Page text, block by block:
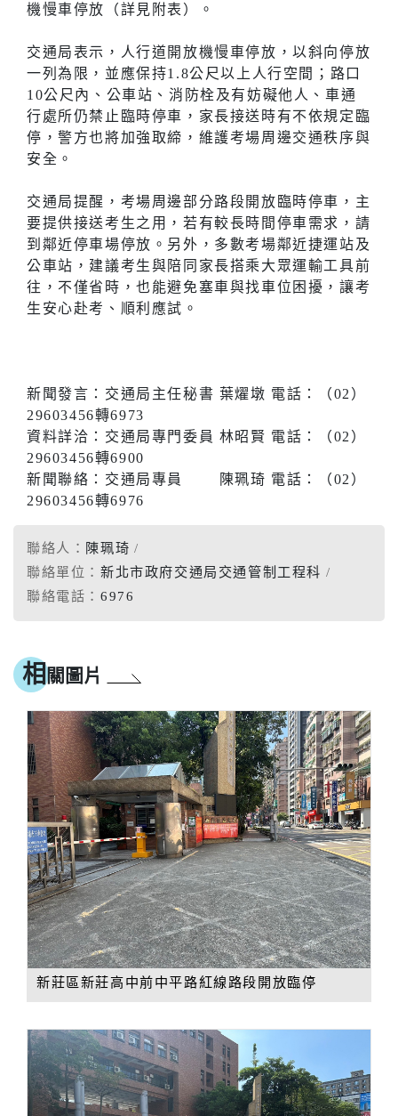
機慢車停放（詳見附表）。
交通局表示，人行道開放機慢車停放，以斜向停放
一列為限，並應保持1.8公尺以上人行空間；路口
10公尺內、公車站、消防栓及有妨礙他人、車通
行處所仍禁止臨時停車，家長接送時有不依規定臨
停，警方也將加強取締，維護考場周邊交通秩序與
安全。
交通局提醒，考場周邊部分路段開放臨時停車，主
要提供接送考生之用，若有較長時間停車需求，請
到鄰近停車場停放。另外，多數考場鄰近捷運站及
公車站，建議考生與陪同家長搭乘大眾運輸工具前
往，不僅省時，也能避免塞車與找車位困擾，讓考
生安心赴考、順利應試。
新聞發言：交通局主任秘書 葉燿墩 電話：（02）
29603456轉6973
資料詳洽：交通局專門委員 林昭賢 電話：（02）
29603456轉6900
新聞聯絡：交通局專員 陳珮琦 電話：（02）
29603456轉6976
聯絡人： 陳珮琦
聯絡單位： 新北市政府交通局交通管制工程科
聯絡電話： 6976
相 關圖片
新莊區新莊高中前中平路紅線路段開放臨停